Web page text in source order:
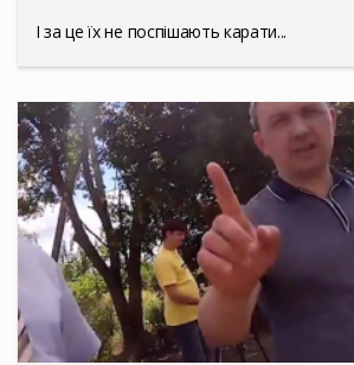
І за це їх не поспішають карати...